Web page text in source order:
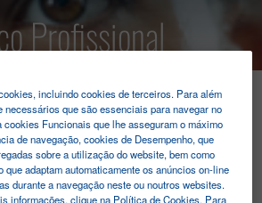
Profissional
PROFISSIONAL FOBT
incluindo cookies de terceiros. Para além
necessários que são essenciais para navegar no
cookies Funcionais que lhe asseguram o máximo
de navegação, cookies de Desempenho, que
sobre a utilização do website, bem como
que adaptam automaticamente os anúncios on-line
durante a navegação neste ou noutros websites.
informações, clique na Política de Cookies. Para